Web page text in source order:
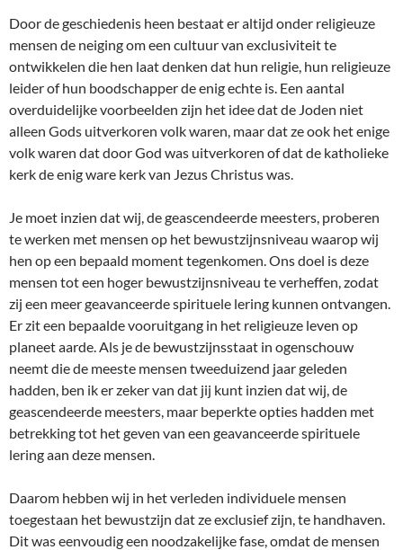
Door de geschiedenis heen bestaat er altijd onder religieuze
mensen de neiging om een cultuur van exclusiviteit te
ontwikkelen die hen laat denken dat hun religie, hun religieuze
leider of hun boodschapper de enig echte is. Een aantal
overduidelijke voorbeelden zijn het idee dat de Joden niet
alleen Gods uitverkoren volk waren, maar dat ze ook het enige
volk waren dat door God was uitverkoren of dat de katholieke
kerk de enig ware kerk van Jezus Christus was.
Je moet inzien dat wij, de geascendeerde meesters, proberen
te werken met mensen op het bewustzijnsniveau waarop wij
hen op een bepaald moment tegenkomen. Ons doel is deze
mensen tot een hoger bewustzijnsniveau te verheffen, zodat
zij een meer geavanceerde spirituele lering kunnen ontvangen.
Er zit een bepaalde vooruitgang in het religieuze leven op
planeet aarde. Als je de bewustzijnsstaat in ogenschouw
neemt die de meeste mensen tweeduizend jaar geleden
hadden, ben ik er zeker van dat jij kunt inzien dat wij, de
geascendeerde meesters, maar beperkte opties hadden met
betrekking tot het geven van een geavanceerde spirituele
lering aan deze mensen.
Daarom hebben wij in het verleden individuele mensen
toegestaan het bewustzijn dat ze exclusief zijn, te handhaven.
Dit was eenvoudig een noodzakelijke fase, omdat de mensen